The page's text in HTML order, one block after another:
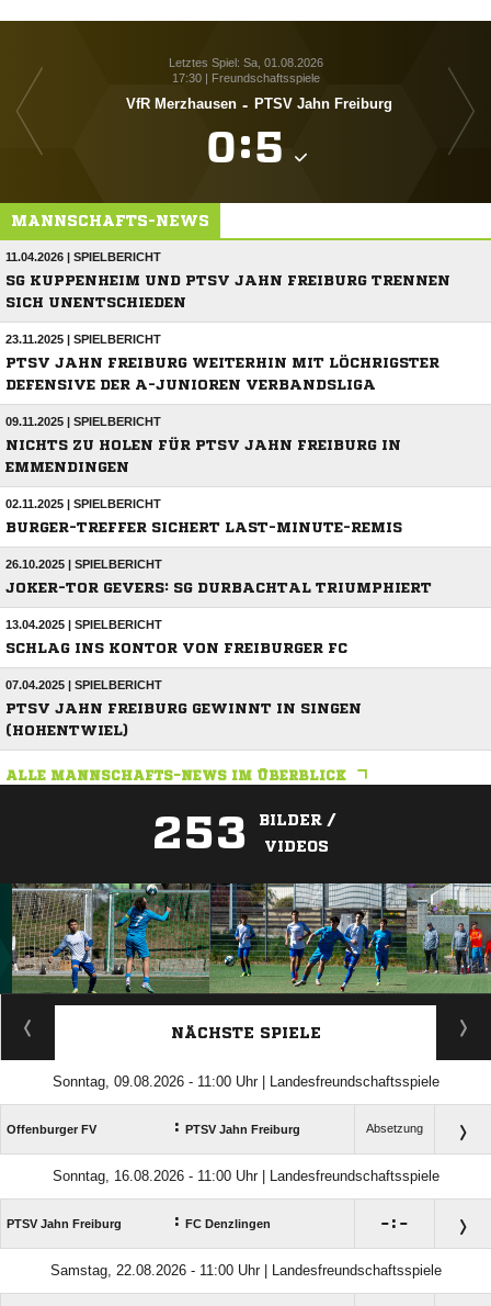
Letztes Spiel: Sa, 01.08.2026
17:30 | Freundschaftsspiele
VfR Merzhausen - PTSV Jahn Freiburg
:
MANNSCHAFTS-NEWS
11.04.2026 | SPIELBERICHT
SG KUPPENHEIM UND PTSV JAHN FREIBURG TRENNEN
SICH UNENTSCHIEDEN
23.11.2025 | SPIELBERICHT
PTSV JAHN FREIBURG WEITERHIN MIT LÖCHRIGSTER
DEFENSIVE DER A-JUNIOREN VERBANDSLIGA
09.11.2025 | SPIELBERICHT
NICHTS ZU HOLEN FÜR PTSV JAHN FREIBURG IN
EMMENDINGEN
02.11.2025 | SPIELBERICHT
BURGER-TREFFER SICHERT LAST-MINUTE-REMIS
26.10.2025 | SPIELBERICHT
JOKER-TOR GEVERS: SG DURBACHTAL TRIUMPHIERT
13.04.2025 | SPIELBERICHT
SCHLAG INS KONTOR VON FREIBURGER FC
07.04.2025 | SPIELBERICHT
PTSV JAHN FREIBURG GEWINNT IN SINGEN
(HOHENTWIEL)
ALLE MANNSCHAFTS-NEWS IM ÜBERBLICK
253
BILDER /
VIDEOS
ANZEIGE
NÄCHSTE SPIELE
Sonntag, 09.08.2026 - 11:00 Uhr | Landesfreundschaftsspiele
Offenburger FV : PTSV Jahn Freiburg Absetzung
Sonntag, 16.08.2026 - 11:00 Uhr | Landesfreundschaftsspiele
PTSV Jahn Freiburg : FC Denzlingen : 
Samstag, 22.08.2026 - 11:00 Uhr | Landesfreundschaftsspiele